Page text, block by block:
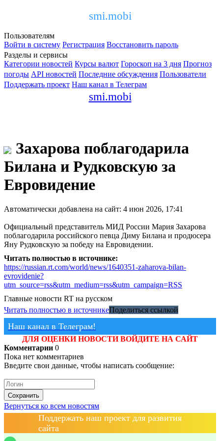
smi.mobi
Пользователям
Войти в систему Регистрация Восстановить пароль
Разделы и сервисы
Категории новостей Курсы валют Гороскоп на 3 дня Прогноз
погоды API новостей Последние обсуждения Пользователи
Поддержать проект Наш канал в Телеграм
smi.mobi
Захарова поблагодарила
Билана и Рудковскую за
Евровидение
Автоматически добавлена на сайт: 4 июн 2026, 17:41
Официальный представитель МИД России Мария Захарова
поблагодарила российского певца Диму Билана и продюсера
Яну Рудковскую за победу на Евровидении.
Читать полностью в источнике:
https://russian.rt.com/world/news/1640351-zaharova-bilan-
evrovidenie?
utm_source=rss&utm_medium=rss&utm_campaign=RSS
Главные новости RT на русском
Читать полностью в источникеПоделиться ссылкой
Наш канал в Телеграм!
ДЛЯ ОЦЕНКИ НОВОСТИ ВОЙДИТЕ НА САЙТ
Комментарии 0
Пока нет комментариев
Введите свои данные, чтобы написать сообщение:
Сохранить
Вернуться ко всем новостям
Поддержать наш проект для развития
сайта